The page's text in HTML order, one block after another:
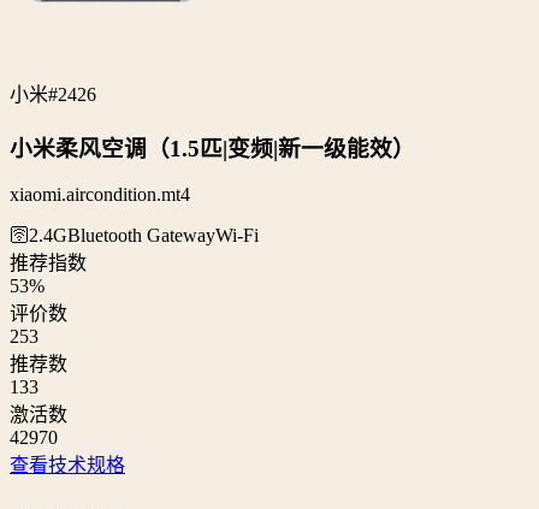
小米#2426
小米柔风空调（1.5匹|变频|新一级能效）
xiaomi.aircondition.mt4
🛜2.4GBluetooth GatewayWi‑Fi
推荐指数
53%
评价数
253
推荐数
133
激活数
42970
查看技术规格